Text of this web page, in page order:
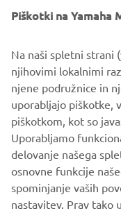
Piškotki na Yamaha
Na naši spletni strani
njihovimi lokalnimi
njene podružnice in
uporabljajo piškotke,
piškotkom, kot so
Uporabljamo
delovanje našega
osnovne funkcije
spominjanje vaših
nastavitev. Prav tako